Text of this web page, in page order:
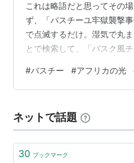
これは略語だと思ってその
ず、「バスチーユ牢獄襲撃
で点滅するだけ。湿気で丸
とで検索して、「バスク風
としたトマトが生り、いつ
と思ったら、葉の方がうど
たぞろギー兄さんが派手に
ると、ミニトマトの鉢と鉢
の頭部に尾の先までブルー
#バスチー #アフリカの光
ネットで話題
30 ブックマーク